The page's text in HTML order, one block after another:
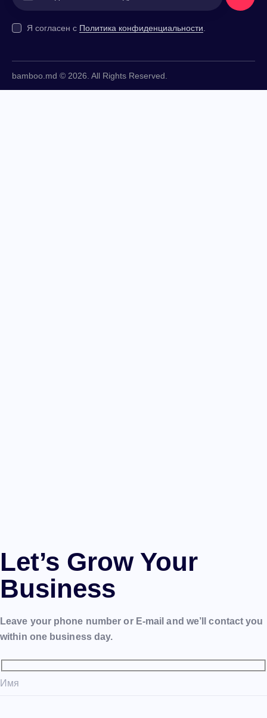
Я согласен с Политика конфиденциальности
bamboo.md © 2026. All Rights Reserved.
Let’s Grow Your
Business
Leave your phone number or E-mail and we’ll contact you
within one business day.